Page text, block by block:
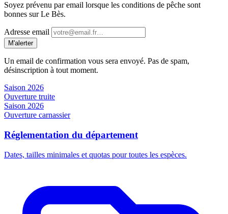
Soyez prévenu par email lorsque les conditions de pêche sont
bonnes sur Le Bès.
Adresse email
M'alerter
Un email de confirmation vous sera envoyé. Pas de spam,
désinscription à tout moment.
Saison 2026
Ouverture truite
Saison 2026
Ouverture carnassier
Réglementation du département
Dates, tailles minimales et quotas pour toutes les espèces.